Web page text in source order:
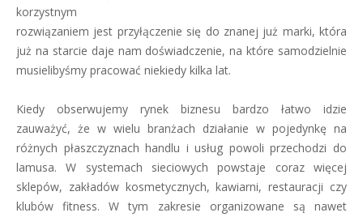
korzystnym
rozwiązaniem jest przyłączenie się do znanej już marki, która
już na starcie daje nam doświadczenie, na które samodzielnie
musielibyśmy pracować niekiedy kilka lat.
Kiedy obserwujemy rynek biznesu bardzo łatwo idzie
zauważyć, że w wielu branżach działanie w pojedynkę na
różnych płaszczyznach handlu i usług powoli przechodzi do
lamusa. W systemach sieciowych powstaje coraz więcej
sklepów, zakładów kosmetycznych, kawiarni, restauracji czy
klubów fitness. W tym zakresie organizowane są nawet